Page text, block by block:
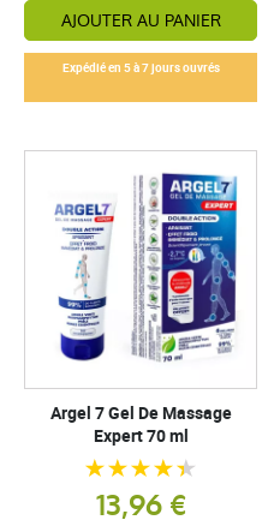
AJOUTER AU PANIER
Expédié en 5 à 7 jours ouvrés
Argel 7 Gel De Massage
Expert 70 ml
13,96 €